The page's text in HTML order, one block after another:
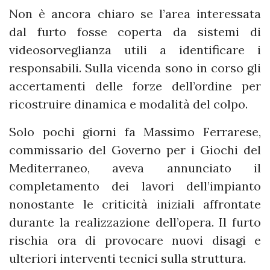
Non è ancora chiaro se l’area interessata
dal furto fosse coperta da sistemi di
videosorveglianza utili a identificare i
responsabili. Sulla vicenda sono in corso gli
accertamenti delle forze dell’ordine per
ricostruire dinamica e modalità del colpo.
Solo pochi giorni fa Massimo Ferrarese,
commissario del Governo per i Giochi del
Mediterraneo, aveva annunciato il
completamento dei lavori dell’impianto
nonostante le criticità iniziali affrontate
durante la realizzazione dell’opera. Il furto
rischia ora di provocare nuovi disagi e
ulteriori interventi tecnici sulla struttura.